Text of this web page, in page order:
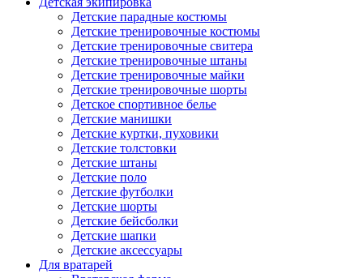
Детские парадные костюмы
Детские тренировочные костюмы
Детские тренировочные свитера
Детские тренировочные штаны
Детские тренировочные майки
Детские тренировочные шорты
Детское спортивное белье
Детские манишки
Детские куртки, пуховики
Детские толстовки
Детские штаны
Детские поло
Детские футболки
Детские шорты
Детские бейсболки
Детские шапки
Детские аксессуары
Для вратарей